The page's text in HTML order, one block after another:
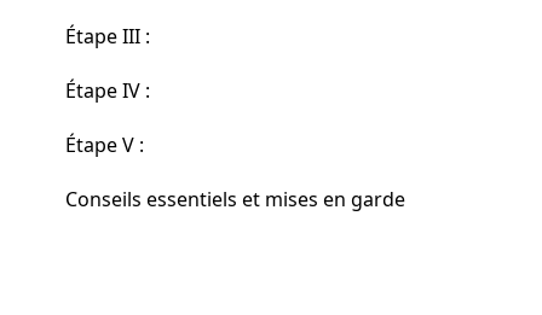
Étape III :
Étape IV :
Étape V :
Conseils essentiels et mises en garde